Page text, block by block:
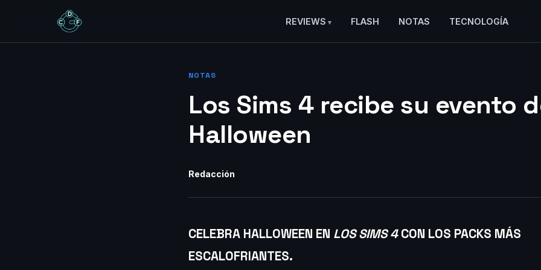
REVIEWS FLASH NOTAS TECNOLOGÍA
NOTAS
Los Sims 4 recibe su evento
Halloween
Redacción
CELEBRA HALLOWEEN EN LOS SIMS 4CON LOS PACKS MÁS
ESCALOFRIANTES.